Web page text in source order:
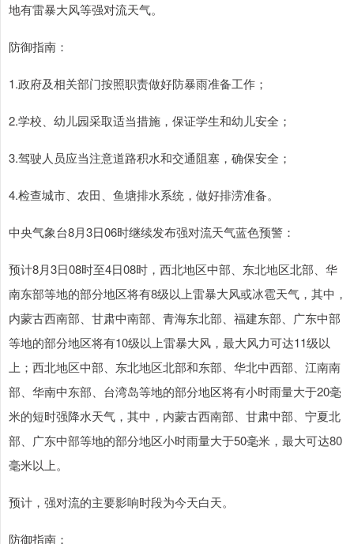
地有雷暴大风等强对流天气。
防御指南：
1.政府及相关部门按照职责做好防暴雨准备工作；
2.学校、幼儿园采取适当措施，保证学生和幼儿安全；
3.驾驶人员应当注意道路积水和交通阻塞，确保安全；
4.检查城市、农田、鱼塘排水系统，做好排涝准备。
中央气象台8月3日06时继续发布强对流天气蓝色预警：
预计8月3日08时至4日08时，西北地区中部、东北地区北部、华
南东部等地的部分地区将有8级以上雷暴大风或冰雹天气，其中，
内蒙古西南部、甘肃中南部、青海东北部、福建东部、广东中部
等地的部分地区将有10级以上雷暴大风，最大风力可达11级以
上；西北地区中部、东北地区北部和东部、华北中西部、江南南
部、华南中东部、台湾岛等地的部分地区将有小时雨量大于20毫
米的短时强降水天气，其中，内蒙古西南部、甘肃中部、宁夏北
部、广东中部等地的部分地区小时雨量大于50毫米，最大可达80
毫米以上。
预计，强对流的主要影响时段为今天白天。
防御指南：